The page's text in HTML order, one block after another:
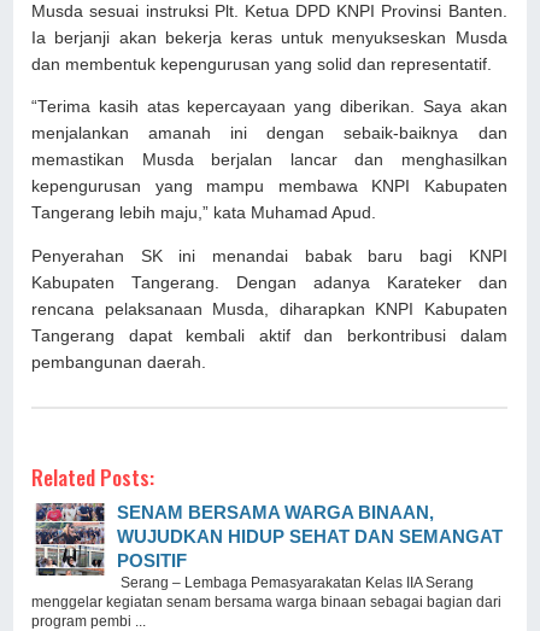
Musda sesuai instruksi Plt. Ketua DPD KNPI Provinsi Banten.
Ia berjanji akan bekerja keras untuk menyukseskan Musda
dan membentuk kepengurusan yang solid dan representatif.
“Terima kasih atas kepercayaan yang diberikan. Saya akan
menjalankan amanah ini dengan sebaik-baiknya dan
memastikan Musda berjalan lancar dan menghasilkan
kepengurusan yang mampu membawa KNPI Kabupaten
Tangerang lebih maju,” kata Muhamad Apud.
Penyerahan SK ini menandai babak baru bagi KNPI
Kabupaten Tangerang. Dengan adanya Karateker dan
rencana pelaksanaan Musda, diharapkan KNPI Kabupaten
Tangerang dapat kembali aktif dan berkontribusi dalam
pembangunan daerah.
Related Posts:
SENAM BERSAMA WARGA BINAAN,
WUJUDKAN HIDUP SEHAT DAN SEMANGAT
POSITIF
Serang – Lembaga Pemasyarakatan Kelas IIA Serang
menggelar kegiatan senam bersama warga binaan sebagai bagian dari
program pembi ...